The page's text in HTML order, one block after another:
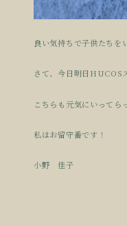
良い気持ちで子供たちを
さて、今日明日HUCOS
こちらも元気にいってら
私はお留守番です！
小野 佳子